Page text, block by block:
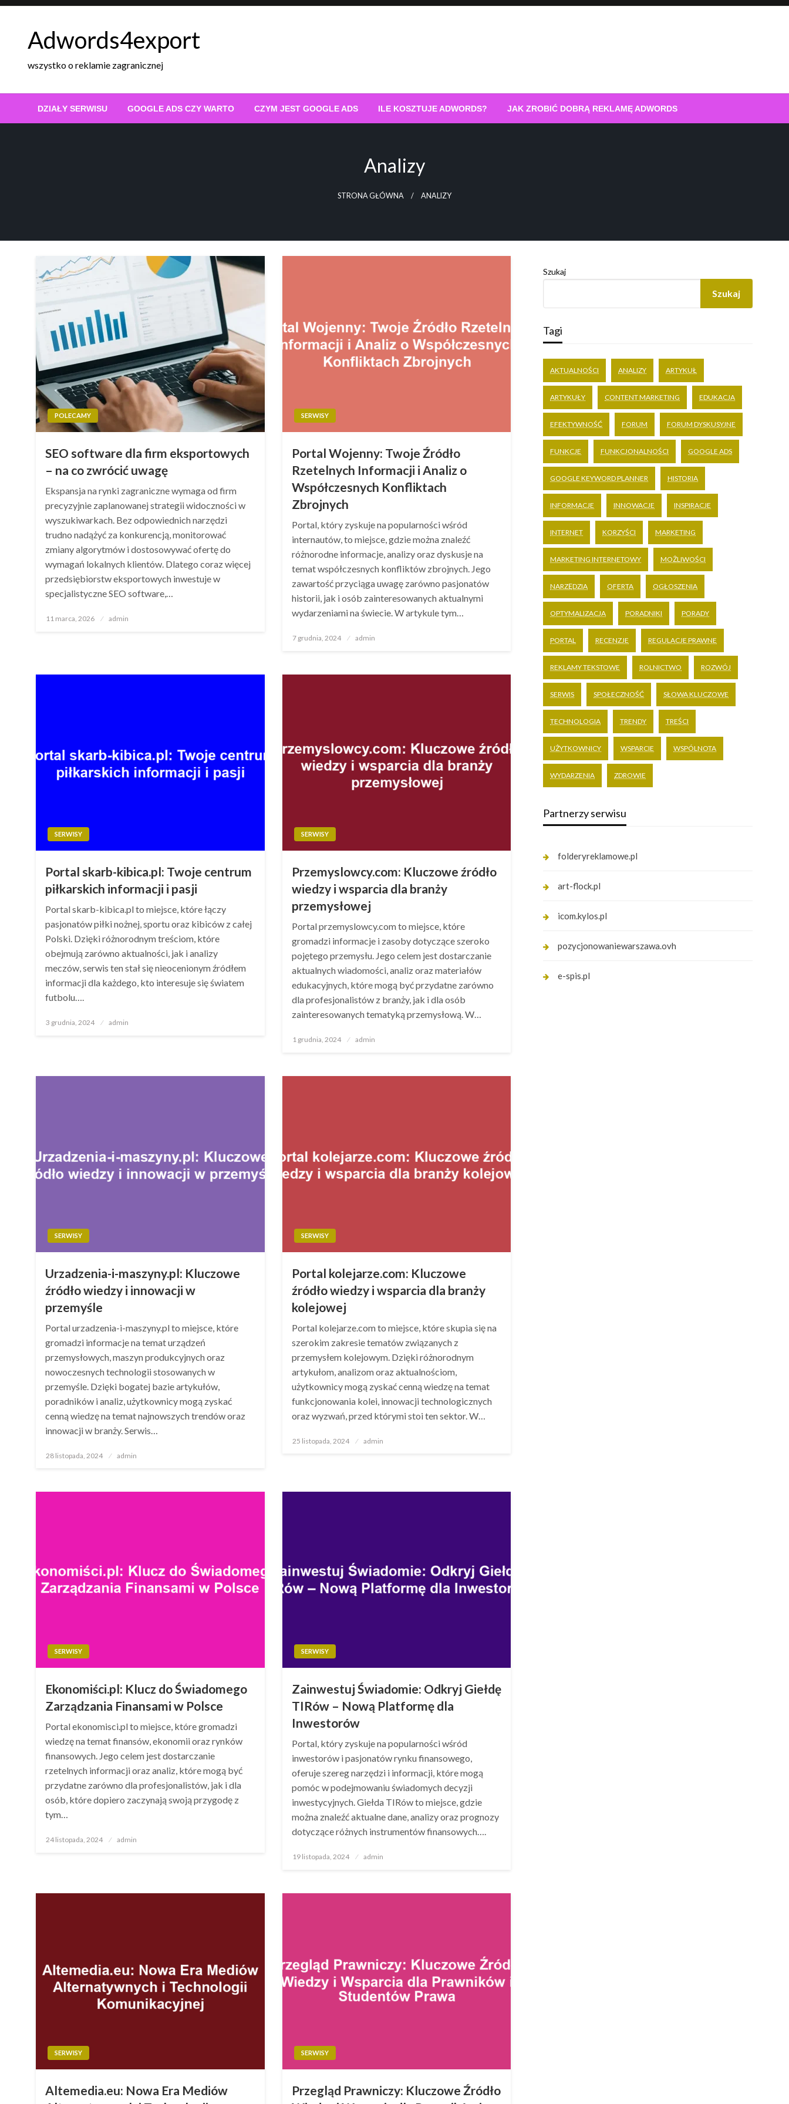
Skip
Adwords4export
wszystko o reklamie zagranicznej
DZIAŁY SERWISU GOOGLE ADS CZY WARTO CZYM JEST GOOGLE ADS ILE KOSZTUJE ADWORDS? JAK ZROBIĆ DOBRĄ REKLAMĘ ADWORDS
Analizy
STRONA GŁÓWNA ANALIZY
POLECAMY
SEO software dla firm eksportowych
– na co zwrócić uwagę
Ekspansja na rynki zagraniczne wymaga od firm
precyzyjnie zaplanowanej strategii widoczności w
wyszukiwarkach. Bez odpowiednich narzędzi
trudno nadążyć za konkurencją, monitorować
zmiany algorytmów i dostosowywać ofertę do
wymagań lokalnych klientów. Dlatego coraz więcej
przedsiębiorstw eksportowych inwestuje w
specjalistyczne SEO software,…
Opublikowane
11 marca, 2026 admin
SERWISY
Portal Wojenny: Twoje Źródło
Rzetelnych Informacji i Analiz o
Współczesnych Konfliktach
Zbrojnych
Portal, który zyskuje na popularności wśród
internautów, to miejsce, gdzie można znaleźć
różnorodne informacje, analizy oraz dyskusje na
temat współczesnych konfliktów zbrojnych. Jego
zawartość przyciąga uwagę zarówno pasjonatów
historii, jak i osób zainteresowanych aktualnymi
wydarzeniami na świecie. W artykule tym…
Opublikowane
7 grudnia, 2024 admin
SERWISY
Portal skarb-kibica.pl: Twoje centrum
piłkarskich informacji i pasji
Portal skarb-kibica.pl to miejsce, które łączy
pasjonatów piłki nożnej, sportu oraz kibiców z całej
Polski. Dzięki różnorodnym treściom, które
obejmują zarówno aktualności, jak i analizy
meczów, serwis ten stał się nieocenionym źródłem
informacji dla każdego, kto interesuje się światem
futbolu….
Opublikowane
3 grudnia, 2024 admin
SERWISY
Przemyslowcy.com: Kluczowe źródło
wiedzy i wsparcia dla branży
przemysłowej
Portal przemyslowcy.com to miejsce, które
gromadzi informacje i zasoby dotyczące szeroko
pojętego przemysłu. Jego celem jest dostarczanie
aktualnych wiadomości, analiz oraz materiałów
edukacyjnych, które mogą być przydatne zarówno
dla profesjonalistów z branży, jak i dla osób
zainteresowanych tematyką przemysłową. W…
Opublikowane
1 grudnia, 2024 admin
SERWISY
Urzadzenia-i-maszyny.pl: Kluczowe
źródło wiedzy i innowacji w
przemyśle
Portal urzadzenia-i-maszyny.pl to miejsce, które
gromadzi informacje na temat urządzeń
przemysłowych, maszyn produkcyjnych oraz
nowoczesnych technologii stosowanych w
przemyśle. Dzięki bogatej bazie artykułów,
poradników i analiz, użytkownicy mogą zyskać
cenną wiedzę na temat najnowszych trendów oraz
innowacji w branży. Serwis…
Opublikowane
28 listopada, 2024 admin
SERWISY
Portal kolejarze.com: Kluczowe
źródło wiedzy i wsparcia dla branży
kolejowej
Portal kolejarze.com to miejsce, które skupia się na
szerokim zakresie tematów związanych z
przemysłem kolejowym. Dzięki różnorodnym
artykułom, analizom oraz aktualnościom,
użytkownicy mogą zyskać cenną wiedzę na temat
funkcjonowania kolei, innowacji technologicznych
oraz wyzwań, przed którymi stoi ten sektor. W…
Opublikowane
25 listopada, 2024 admin
SERWISY
Ekonomiści.pl: Klucz do Świadomego
Zarządzania Finansami w Polsce
Portal ekonomisci.pl to miejsce, które gromadzi
wiedzę na temat finansów, ekonomii oraz rynków
finansowych. Jego celem jest dostarczanie
rzetelnych informacji oraz analiz, które mogą być
przydatne zarówno dla profesjonalistów, jak i dla
osób, które dopiero zaczynają swoją przygodę z
tym…
Opublikowane
24 listopada, 2024 admin
SERWISY
Zainwestuj Świadomie: Odkryj Giełdę
TIRów – Nową Platformę dla
Inwestorów
Portal, który zyskuje na popularności wśród
inwestorów i pasjonatów rynku finansowego,
oferuje szereg narzędzi i informacji, które mogą
pomóc w podejmowaniu świadomych decyzji
inwestycyjnych. Giełda TIRów to miejsce, gdzie
można znaleźć aktualne dane, analizy oraz prognozy
dotyczące różnych instrumentów finansowych….
Opublikowane
19 listopada, 2024 admin
SERWISY
Altemedia.eu: Nowa Era Mediów
SERWISY
Przegląd Prawniczy: Kluczowe Źródło
Szukaj
Szukaj
Tagi
AKTUALNOŚCI ANALIZY ARTYKUŁ
ARTYKUŁY CONTENT MARKETING EDUKACJA
EFEKTYWNOŚĆ FORUM FORUM DYSKUSYJNE
FUNKCJE FUNKCJONALNOŚCI GOOGLE ADS
GOOGLE KEYWORD PLANNER HISTORIA
INFORMACJE INNOWACJE INSPIRACJE
INTERNET KORZYŚCI MARKETING
MARKETING INTERNETOWY MOŻLIWOŚCI
NARZĘDZIA OFERTA OGŁOSZENIA
OPTYMALIZACJA PORADNIKI PORADY
PORTAL RECENZJE REGULACJE PRAWNE
REKLAMY TEKSTOWE ROLNICTWO ROZWÓJ
SERWIS SPOŁECZNOŚĆ SŁOWA KLUCZOWE
TECHNOLOGIA TRENDY TREŚCI
UŻYTKOWNICY WSPARCIE WSPÓLNOTA
WYDARZENIA ZDROWIE
Partnerzy serwisu
folderyreklamowe.pl
art-flock.pl
icom.kylos.pl
pozycjonowaniewarszawa.ovh
e-spis.pl